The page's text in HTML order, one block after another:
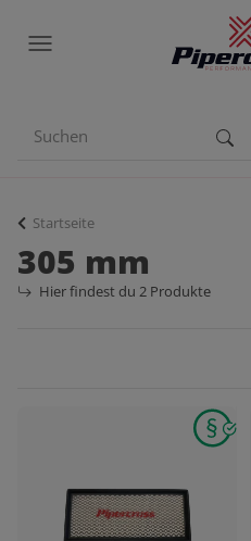
Startseite
305 mm
Hier findest du 2 Produkte